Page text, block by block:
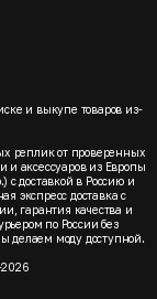
и выкупе товаров из-
реплик от проверенных
и аксессуаров из Европы
с доставкой в Россию и
экспресс доставка с
гарантия качества и
по России без
делаем моду доступной.